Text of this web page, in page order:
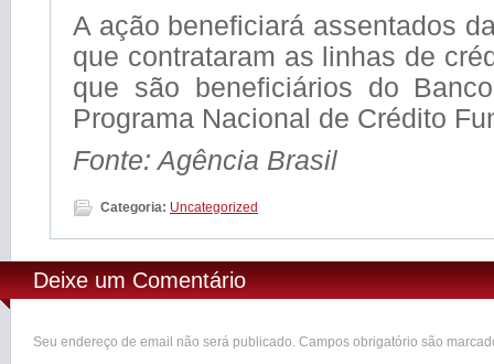
A ação beneficiará assentados
que contrataram as linhas de
que são beneficiários do
Programa Nacional de Crédito
Fonte: Agência Brasil
Categoria: Uncategorized
Deixe um Comentário
Seu endereço de email não será publicado. Campos obrigatório são